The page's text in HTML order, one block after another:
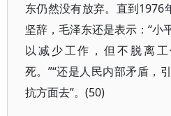
东仍然没有放弃。直到1976
坚辞，毛泽东还是表示：“小
以减少工作，但不脱离
死。”“还是人民内部矛盾，
抗方面去”。(50)